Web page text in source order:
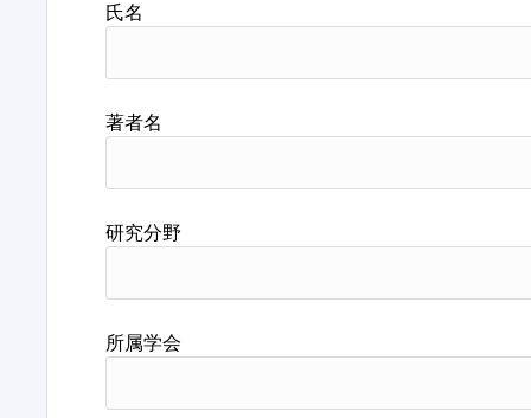
氏名
著者名
研究分野
所属学会